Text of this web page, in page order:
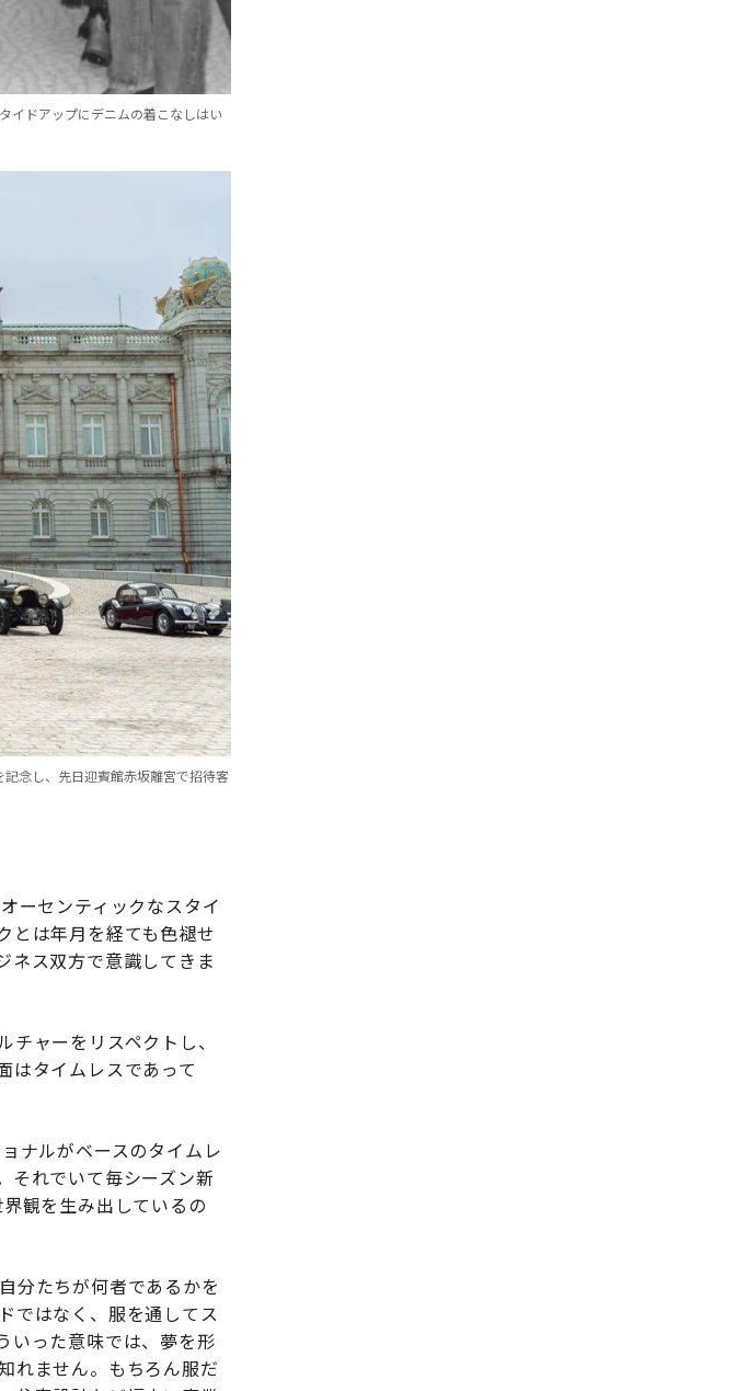
イドアップにデニムの着こなしはい
念し、先日迎賓館赤坂離宮で招待客
ーセンティックなスタイ
とは年月を経ても色褪せ
ネス双方で意識してきま
ャーをリスペクトし、
はタイムレスであって
ナルがベースのタイムレ
それでいて毎シーズン新
観を生み出しているの
分たちが何者であるかを
ではなく、服を通してス
いった意味では、夢を形
れません。もちろん服だ